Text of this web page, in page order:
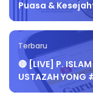
Puasa &
Terbaru
🔴 [LIVE] P.
USTAZAH YONG